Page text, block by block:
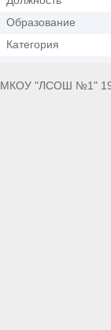
Образование
Категория
МКОУ "ЛСОШ №1"